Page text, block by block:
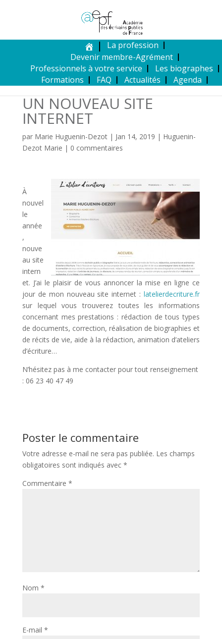
La profession
Devenir membre-Agrément
Professionnels à votre service
Les biographes
Formations
FAQ Actualités Agenda
UN NOUVEAU SITE
INTERNET
par Marie Huguenin-Dezot| Jan 14, 2019 | Huguenin-
Dezot Marie | 0 commentaires
À
nouvel
le
année
,
nouve
au site
intern
et. J’ai le plaisir de vous annoncer la mise en ligne ce
jour de mon nouveau site internet :latelierdecriture.fr
sur lequel vous trouverez toutes les informations
concernant mes prestations : rédaction de tous types
de documents, correction, réalisation de biographies et
de récits de vie, aide à la rédaction, animation d’ateliers
d’écriture…
N’hésitez pas à me contacter pour tout renseignement
: 06 23 40 47 49
Poster le commentaire
Votre adresse e-mail ne sera pas publiée. Les champs
obligatoires sont indiqués avec *
Commentaire *
Nom *
E-mail *